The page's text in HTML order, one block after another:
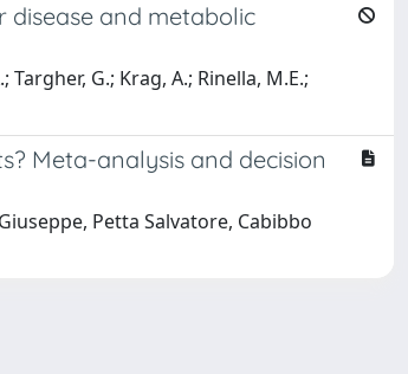
disease and metabolic
G.; Krag, A.; Rinella, M.E.;
Meta-analysis and decision
Petta Salvatore, Cabibbo